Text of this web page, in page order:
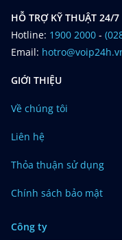
HỖ TRỢ KỸ THUẬT 24/7
Hotline: 1900 2000 -
Email:
GIỚI THIỆU
Về chúng tôi
Liên hệ
Thỏa thuận sử dụng
Chính sách bảo mật
Công ty